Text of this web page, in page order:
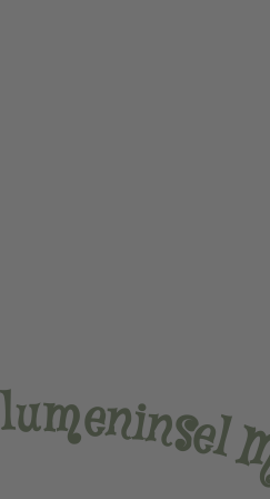
lumeninse
l